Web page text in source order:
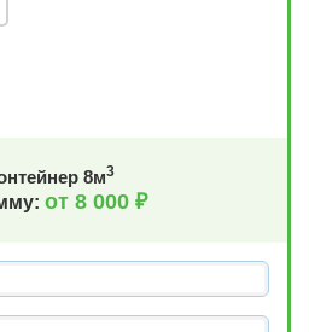
8м3
от 8 000 ₽